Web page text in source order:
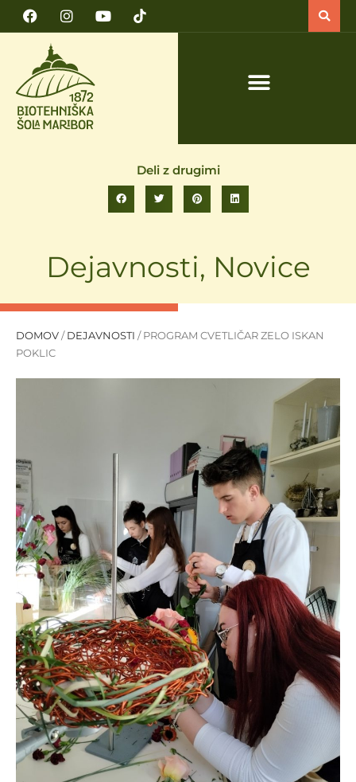
Deli z drugimi
Dejavnosti, Novice
DOMOV / DEJAVNOSTI / PROGRAM CVETLIČAR ZELO ISKAN
POKLIC